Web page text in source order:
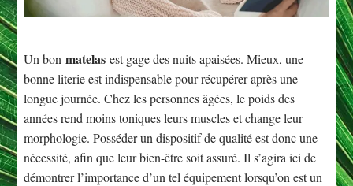
Un bonmatelasest gage des nuits apaisées. Mieux, une
bonne literie est indispensable pour récupérer après une
longue journée. Chez les personnes âgées, le poids des
années rend moins toniques leurs muscles et change leur
morphologie. Posséder un dispositif de qualité est donc une
nécessité, afin que leur bien-être soit assuré. Il s’agira ici de
démontrer l’importance d’un tel équipement lorsqu’on est un